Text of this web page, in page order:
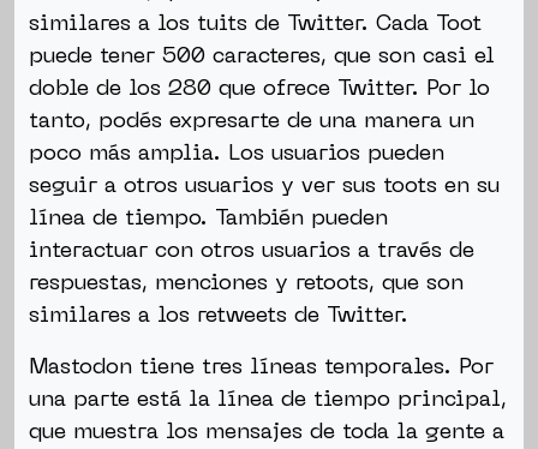
similares a los tuits de Twitter. Cada Toot
puede tener 500 caracteres, que son casi el
doble de los 280 que ofrece Twitter. Por lo
tanto, podés expresarte de una manera un
poco más amplia. Los usuarios pueden
seguir a otros usuarios y ver sus toots en su
línea de tiempo. También pueden
interactuar con otros usuarios a través de
respuestas, menciones y retoots, que son
similares a los retweets de Twitter.
Mastodon tiene tres líneas temporales. Por
una parte está la línea de tiempo principal,
que muestra los mensajes de toda la gente a